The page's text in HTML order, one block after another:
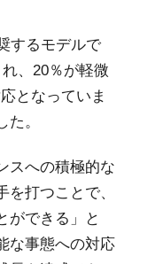
するモデルで
、20％が軽微
となっていま
。
スへの積極的な
打つことで、
ができる」と
な事態への対応